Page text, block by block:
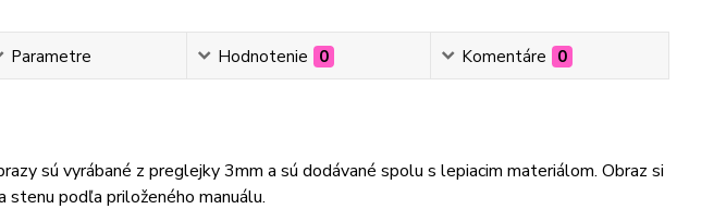
Parametre Hodnotenie 0 Komentáre 0
sú vyrábané z preglejky 3mm a sú dodávané spolu s lepiacim materiálom. Obraz si
stenu podľa priloženého manuálu.